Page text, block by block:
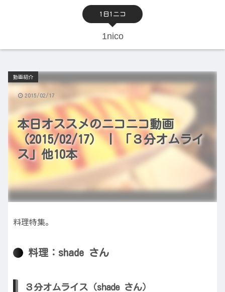
1日1ニコ
1nico
本日オススメのニコニコ動画
（2015/02/17） | 「３分オムライ
ス」他10本
動画紹介
2015/02/17
料理特集。
料理：shade さん
３分オムライス（shade さん）